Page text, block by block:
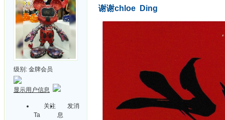
级别: 金牌会员
显示用户信息
关注
Ta
发消
息
谢谢chloe Ding